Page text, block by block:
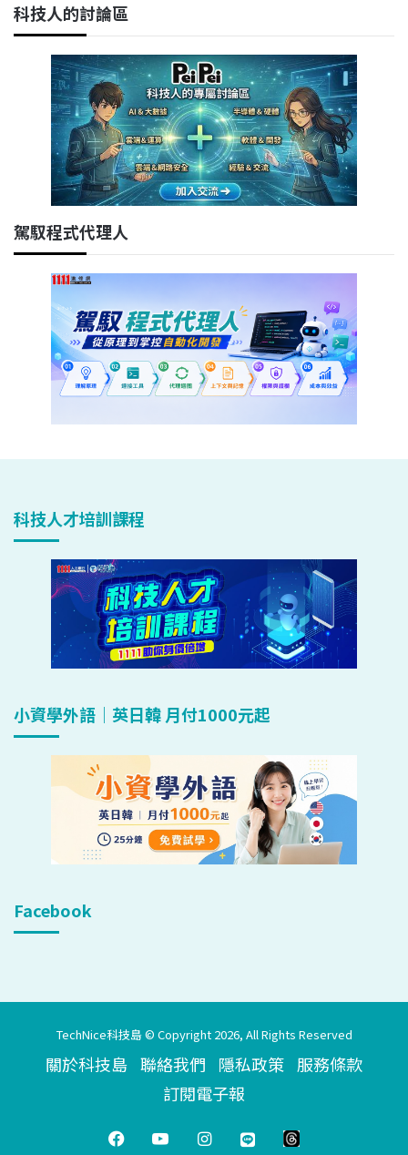
科技人的討論區
駕馭程式代理人
科技人才培訓課程
小資學外語｜英日韓 月付1000元起
Facebook
TechNice科技島 © Copyright 2026, All Rights Reserved
關於科技島 聯絡我們 隱私政策 服務條款
訂閱電子報